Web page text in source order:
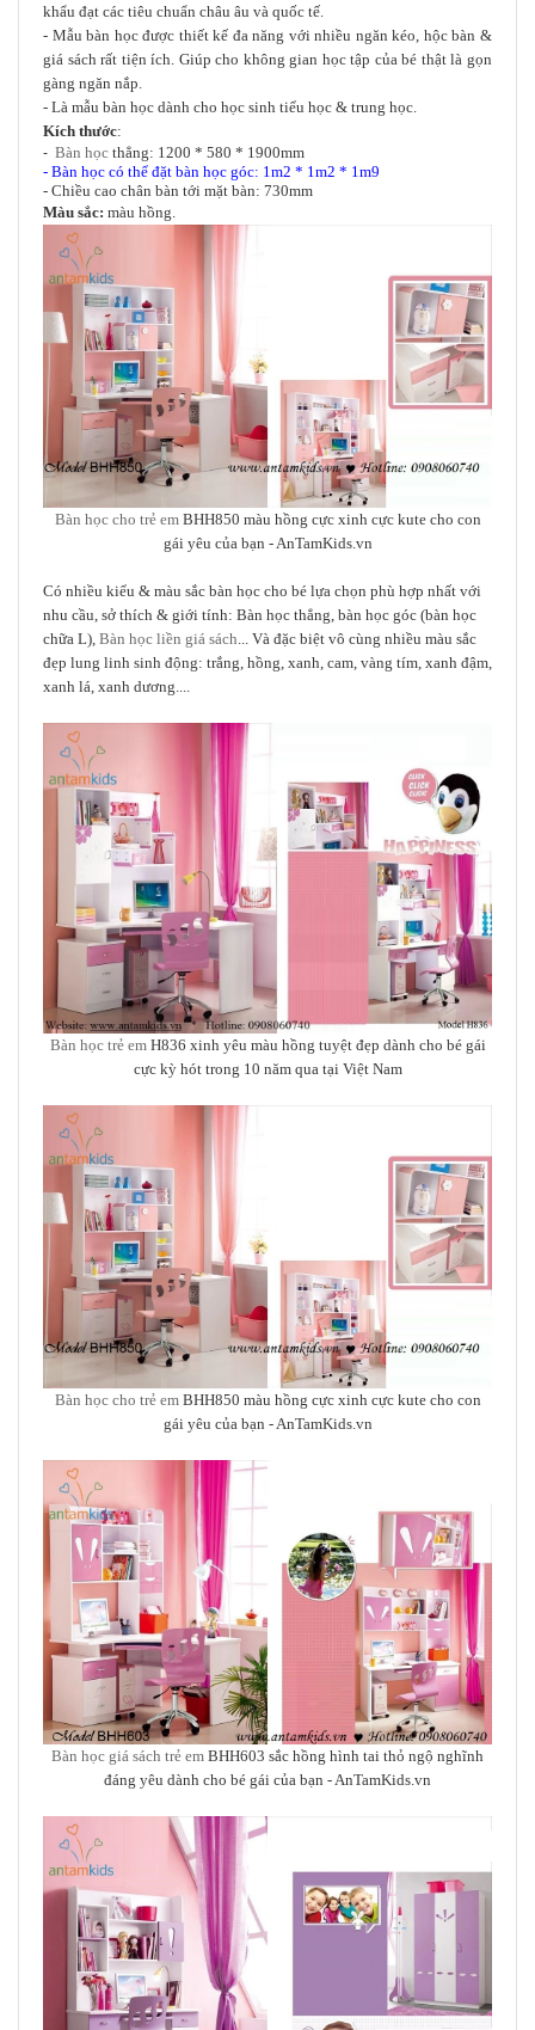
khẩu đạt các tiêu chuẩn châu âu và quốc tế.
- Mẫu bàn học được thiết kế đa năng với nhiều ngăn kéo, hộc bàn &
giá sách rất tiện ích. Giúp cho không gian học tập của bé thật là gọn
gàng ngăn nắp.
- Là mẫu bàn học dành cho học sinh tiểu học & trung học.
Kích thước:
- Bàn học thẳng: 1200 * 580 * 1900mm
- Bàn học có thể đặt bàn học góc: 1m2 * 1m2 * 1m9
- Chiều cao chân bàn tới mặt bàn: 730mm
Màu sắc: màu hồng
Bàn học cho trẻ emBHH850 màu hồng cực xinh cực kute cho con
gái yêu của bạn - AnTamKids.vn
Có nhiều kiểu & màu sắc bàn học cho bé lựa chọn phù hợp nhất với
nhu cầu, sở thích & giới tính: Bàn học thẳng, bàn học góc (bàn học
chữa L), Bàn học liền giá sách... Và đặc biệt vô cùng nhiều màu sắc
đẹp lung linh sinh động: trắng, hồng, xanh, cam, vàng tím, xanh đậm,
xanh lá, xanh dương....
Bàn học trẻ em H836 xinh yêu màu hồng tuyệt đẹp dành cho bé gái
cực kỳ hót trong 10 năm qua tại Việt Nam
Bàn học cho trẻ emBHH850 màu hồng cực xinh cực kute cho con
gái yêu của bạn - AnTamKids.vn
Bàn học giá sách trẻ em BHH603 sắc hồng hình tai thỏ ngộ nghĩnh
đáng yêu dành cho bé gái của bạn - AnTamKids.vn